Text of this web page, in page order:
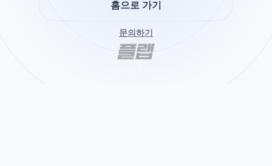
홈으로 가기
문의하기